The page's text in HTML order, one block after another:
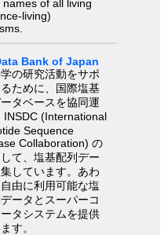
names of all living
living)
Bank of Japan
の研究活動をサポ
ために、国際塩基
タベースを協同運
INSDC (International
Sequence
Collaboration) の
て、塩基配列デー
しています。あわ
由に利用可能な塩
ータとスーパーコ
タシステムを提供
す。